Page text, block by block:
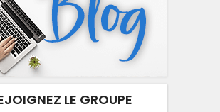
LE GROUPE